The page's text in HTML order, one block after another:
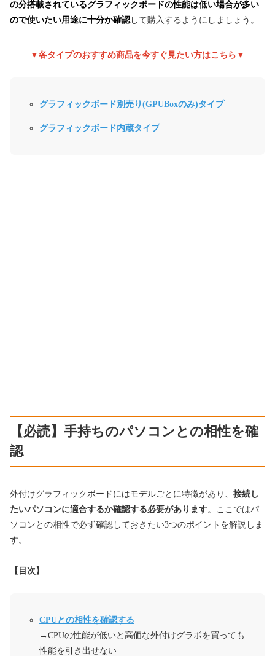
の分搭載されているグラフィックボードの性能は低い場合が多い
ので使いたい用途に十分か確認 して購入するようにしましょう。
▼各タイプのおすすめ商品を今すぐ見たい方はこちら▼
グラフィックボード別売り(GPUBoxのみ)タイプ
グラフィックボード内蔵タイプ
【必読】手持ちのパソコンとの相性を確
認
外付けグラフィックボードにはモデルごとに特徴があり、 接続し
たいパソコンに適合するか確認する必要があります。ここではパ
ソコンとの相性で必ず確認しておきたい3つのポイントを解説しま
す。
【目次】
CPUとの相性を確認する
→CPUの性能が低いと高価な外付けグラボを買っても
性能を引き出せない